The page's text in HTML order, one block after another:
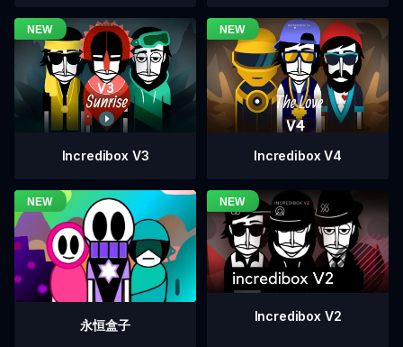
Incredibox V3 Incredibox V4
永恒盒子
Incredibox V2